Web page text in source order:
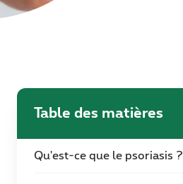
Table des matières
Qu'est-ce que le psoriasis ?